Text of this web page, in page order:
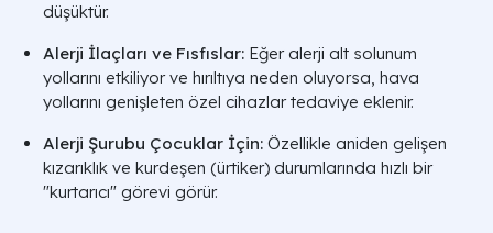
düşüktür.
Alerji İlaçları ve Fısfıslar: Eğer alerji alt solunum
yollarını etkiliyor ve hırıltıya neden oluyorsa, hava
yollarını genişleten özel cihazlar tedaviye eklenir.
Alerji Şurubu Çocuklar İçin: Özellikle aniden gelişen
kızarıklık ve kurdeşen (ürtiker) durumlarında hızlı bir
"kurtarıcı" görevi görür.